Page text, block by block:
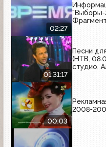
02:27
"Выборы-
01:31:17
Песни
(НТВ,
студио,
00:03
2008-